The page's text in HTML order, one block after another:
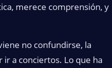
merece comprensión, y
no confundirse, la
a conciertos. Lo que ha